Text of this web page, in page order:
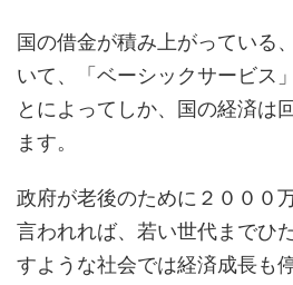
国の借金が積み上がっている
いて、「ベーシックサービス
とによってしか、国の経済は
ます。
政府が老後のために２０００
言われれば、若い世代までひ
すような社会では経済成長も